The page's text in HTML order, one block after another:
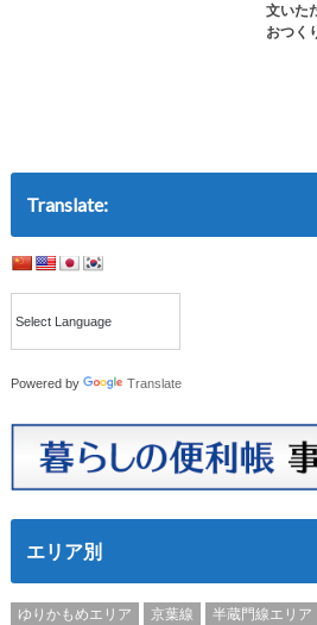
文いた
おつく
Translate:
Powered by Translate
エリア別
ゆりかもめエリア 京葉線 半蔵門線エリア